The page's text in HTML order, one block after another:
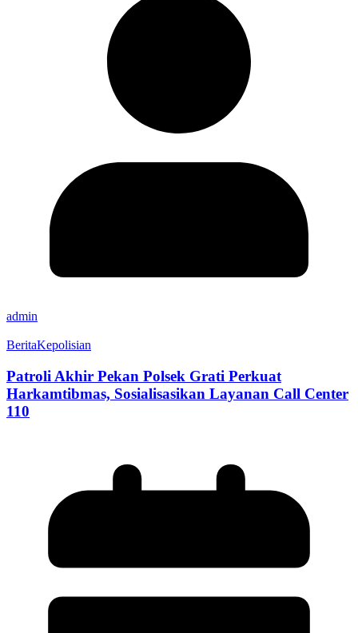
admin
BeritaKepolisian
Patroli Akhir Pekan Polsek Grati Perkuat
Harkamtibmas, Sosialisasikan Layanan Call Center
110